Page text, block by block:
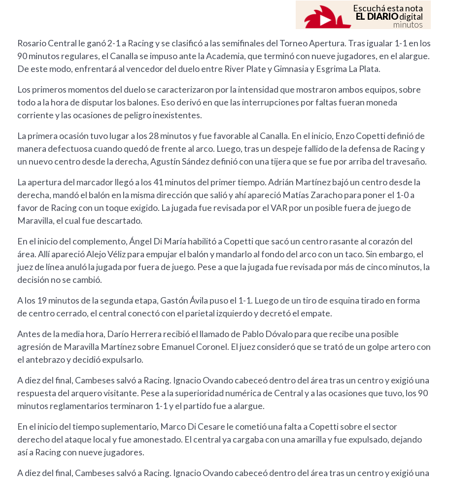
Escuchá esta nota
EL DIARIOdigital
minutos
Rosario Central le ganó 2-1 a Racing y se clasificó a las semifinales del Torneo Apertura. Tras igualar 1-1 en los
90 minutos regulares, el Canalla se impuso ante la Academia, que terminó con nueve jugadores, en el alargue.
De este modo, enfrentará al vencedor del duelo entre River Plate y Gimnasia y Esgrima La Plata.
Los primeros momentos del duelo se caracterizaron por la intensidad que mostraron ambos equipos, sobre
todo a la hora de disputar los balones. Eso derivó en que las interrupciones por faltas fueran moneda
corriente y las ocasiones de peligro inexistentes.
La primera ocasión tuvo lugar a los 28 minutos y fue favorable al Canalla. En el inicio, Enzo Copetti definió de
manera defectuosa cuando quedó de frente al arco. Luego, tras un despeje fallido de la defensa de Racing y
un nuevo centro desde la derecha, Agustín Sández definió con una tijera que se fue por arriba del travesaño.
La apertura del marcador llegó a los 41 minutos del primer tiempo. Adrián Martínez bajó un centro desde la
derecha, mandó el balón en la misma dirección que salió y ahí apareció Matías Zaracho para poner el 1-0 a
favor de Racing con un toque exigido. La jugada fue revisada por el VAR por un posible fuera de juego de
Maravilla, el cual fue descartado.
En el inicio del complemento, Ángel Di María habilitó a Copetti que sacó un centro rasante al corazón del
área. Allí apareció Alejo Véliz para empujar el balón y mandarlo al fondo del arco con un taco. Sin embargo, el
juez de línea anuló la jugada por fuera de juego. Pese a que la jugada fue revisada por más de cinco minutos, la
decisión no se cambió.
A los 19 minutos de la segunda etapa, Gastón Ávila puso el 1-1. Luego de un tiro de esquina tirado en forma
de centro cerrado, el central conectó con el parietal izquierdo y decretó el empate.
Antes de la media hora, Darío Herrera recibió el llamado de Pablo Dóvalo para que recibe una posible
agresión de Maravilla Martínez sobre Emanuel Coronel. El juez consideró que se trató de un golpe artero con
el antebrazo y decidió expulsarlo.
A diez del final, Cambeses salvó a Racing. Ignacio Ovando cabeceó dentro del área tras un centro y exigió una
respuesta del arquero visitante. Pese a la superioridad numérica de Central y a las ocasiones que tuvo, los 90
minutos reglamentarios terminaron 1-1 y el partido fue a alargue.
En el inicio del tiempo suplementario, Marco Di Cesare le cometió una falta a Copetti sobre el sector
derecho del ataque local y fue amonestado. El central ya cargaba con una amarilla y fue expulsado, dejando
así a Racing con nueve jugadores.
A diez del final, Cambeses salvó a Racing. Ignacio Ovando cabeceó dentro del área tras un centro y exigió una